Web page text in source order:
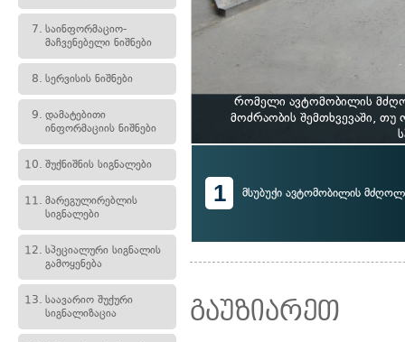
7. საინფორმაციო-
მაჩვენებელი ნიშნები
8. სერვისის ნიშნები
9. დამატებითი
ინფორმაციის ნიშნები
10. შუქნიშნის სიგნალები
11. მარეგულირებლის
სიგნალები
12. სპეციალური სიგნალის
გამოყენება
13. საავარიო შუქური
სიგნალიზაცია
რომელი ავტომობილის
მოძრაობის შემთხვევაში,
1 მსუბუქი ავტომობილის
გაუზიარეთ